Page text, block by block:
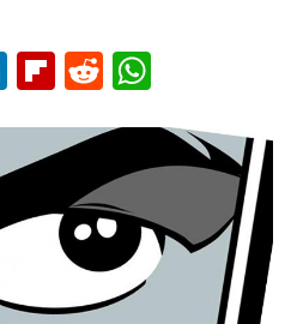
LinkedIn
Flipboard
Reddit